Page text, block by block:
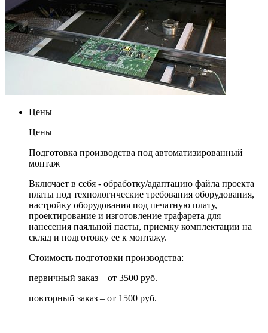
Цены
Цены
Подготовка производства под автоматизированный
монтаж
Включает в себя - обработку/адаптацию файла проекта
платы под технологические требования оборудования,
настройку оборудования под печатную плату,
проектирование и изготовление трафарета для
нанесения паяльной пасты, приемку комплектации на
склад и подготовку ее к монтажу.
Стоимость подготовки производства:
первичный заказ – от 3500 руб.
повторный заказ – от 1500 руб.